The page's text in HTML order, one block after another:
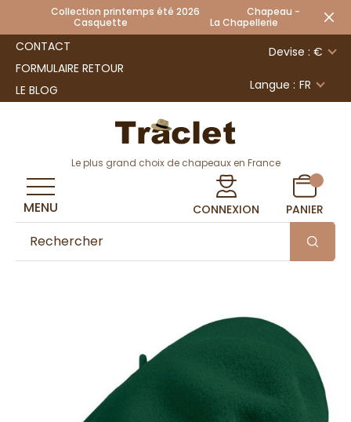
Collection printemps été 2026 Chapeau -
Casquette La Chapellerie
CONTACT
FORMULAIRE RETOUR
LE BLOG
Devise : €
Langue : FR
Le plus grand choix de chapeaux en France
CONNEXION PANIER
MENU